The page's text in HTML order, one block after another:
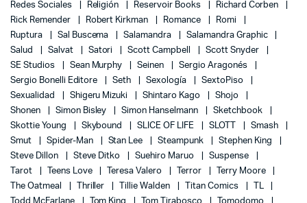
Redes Sociales
Religión Reservoir Books
Richard Corben
Rick Remender
Robert Kirkman Romance
Romi
Ruptura
Sal Buscema Salamandra
Salamandra Graphic
Salud
Salvat Satori Scott Campbell
Scott Snyder
SE Studios
Sean Murphy Seinen
Sergio Aragonés
Sergio Bonelli Editore
Seth Sexología
SextoPiso
Sexualidad
Shigeru Mizuki Shintaro Kago
Shojo
Shonen
Simon Bisley Simon Hanselmann
Sketchbook
Skottie Young
Skybound SLICE OF LIFE SLOTT
Smash
Smut
Spider-Man Stan Lee Steampunk
Stephen King
Steve Dillon
Steve Ditko Suehiro Maruo
Suspense
Tarot
Teens Love Teresa Valero Terror
Terry Moore
The Oatmeal
Thriller Tillie Walden Titan Comics
TL